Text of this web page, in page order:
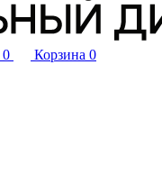
0 Корзина 0